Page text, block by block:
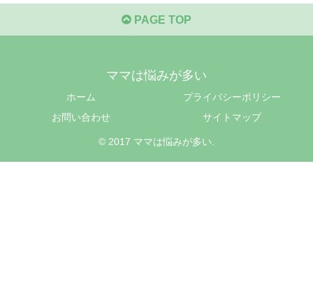
PAGE TOP
ママは悩みが多い
ホーム
プライバシーポリシー
お問い合わせ
サイトマップ
© 2017 ママは悩みが多い.